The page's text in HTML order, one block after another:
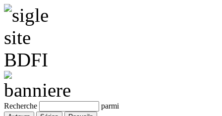
Recherche parmi